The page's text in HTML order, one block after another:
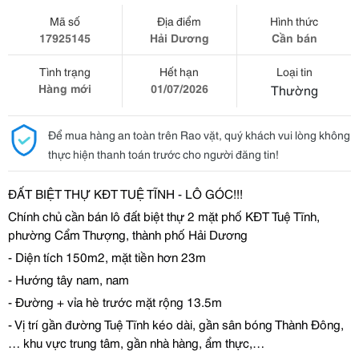
Mã số
17925145
Địa điểm
Hải Dương
Hình thức
Cần bán
Tình trạng
Hàng mới
Hết hạn
01/07/2026
Loại tin
Thường
Để mua hàng an toàn trên Rao vặt, quý khách vui lòng không
thực hiện thanh toán trước cho người đăng tin!
ĐẤT BIỆT THỰ KĐT TUỆTĨNH - LÔ GÓC!!!
Chính chủcần bán lô đất biệt thự2 mặt phố KĐT TuệTĩnh,
phường Cẩm Thượng, thành phố Hải Dương
- Diện tích 150m2, mặt tiền hơn 23m
- Hướng tây nam, nam
-Đường + vỉa hè trước mặt rộng 13.5m
- Vịtrí gầnđường TuệTĩnh kéo dài, gần sân bóng ThànhĐông,
… khu vực trung tâm, gần nhà hàng, ẩm thực,…